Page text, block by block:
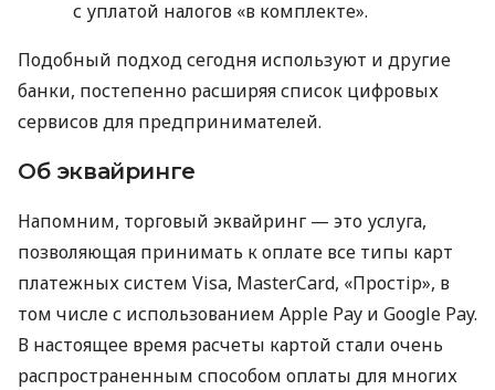
с уплатой налогов «в комплекте».
Подобный подход сегодня используют и другие
банки, постепенно расширяя список цифровых
сервисов для предпринимателей.
Об эквайринге
Напомним, торговый эквайринг — это услуга,
позволяющая принимать к оплате все типы карт
платежных систем Visa, MasterCard, «Простір», в
том числе с использованием Apple Pay и Google Pay.
В настоящее время расчеты картой стали очень
распространенным способом оплаты для многих